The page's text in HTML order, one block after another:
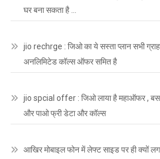
घर बना सकता है …
jio rechrge : जिओ का ये सस्ता प्लान सभी
अनलिमिटेड कॉल्स ऑफर समित है
jio spcial offer : जिओ लाया है महाऑफर , बस
और पाओ फ्री डेटा और कॉल्स
आखिर मोबाइल फोन में लेफ्ट साइड पर ही क्यों